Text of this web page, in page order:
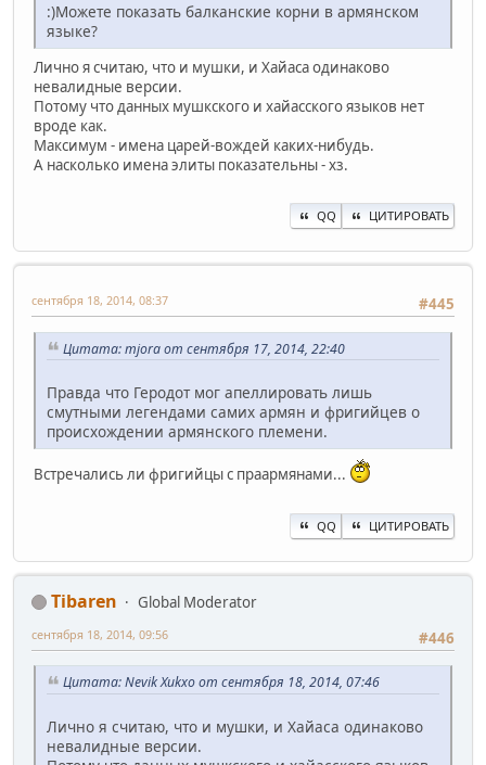
:)Можете показать балканские корни в армянском
языке?
Лично я считаю, что и мушки, и Хайаса одинаково
невалидные версии.
Потому что данных мушкского и хайасского языков нет
вроде как.
Максимум - имена царей-вождей каких-нибудь.
А насколько имена элиты показательны - хз.
QQ ЦИТИРОВАТЬ
#445
сентября 18, 2014, 08:37
Цитата: mjora от сентября 17, 2014, 22:40
Правда что Геродот мог апеллировать лишь
смутными легендами самих армян и фригийцев о
происхождении армянского племени.
Встречались ли фригийцы с праармянами...
QQ ЦИТИРОВАТЬ
Tibaren
Global Moderator
#446
сентября 18, 2014, 09:56
Цитата: Nevik Xukxo от сентября 18, 2014, 07:46
Лично я считаю, что и мушки, и Хайаса одинаково
невалидные версии.